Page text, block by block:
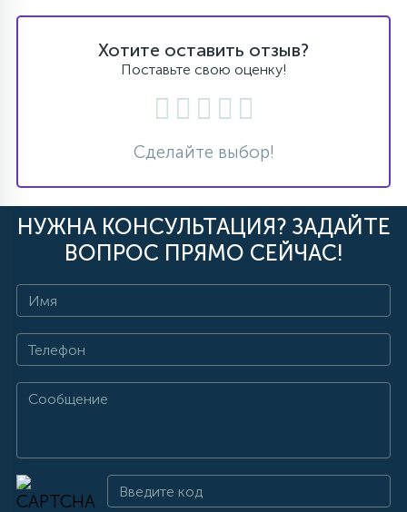
Хотите оставить отзыв?
Поставьте свою оценку!
Сделайте выбор!
НУЖНА КОНСУЛЬТАЦИЯ? ЗАДАЙТЕ
ВОПРОС ПРЯМО СЕЙЧАС!